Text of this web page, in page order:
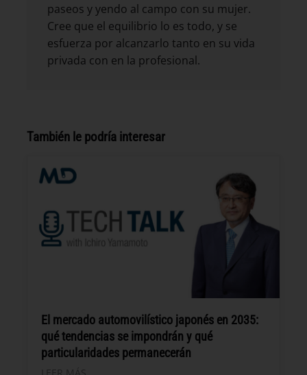
paseos y yendo al campo con su mujer.
Cree que el equilibrio lo es todo, y se
esfuerza por alcanzarlo tanto en su vida
privada con en la profesional.
También le podría interesar
El mercado automovilístico japonés en 2035:
qué tendencias se impondrán y qué
particularidades permanecerán